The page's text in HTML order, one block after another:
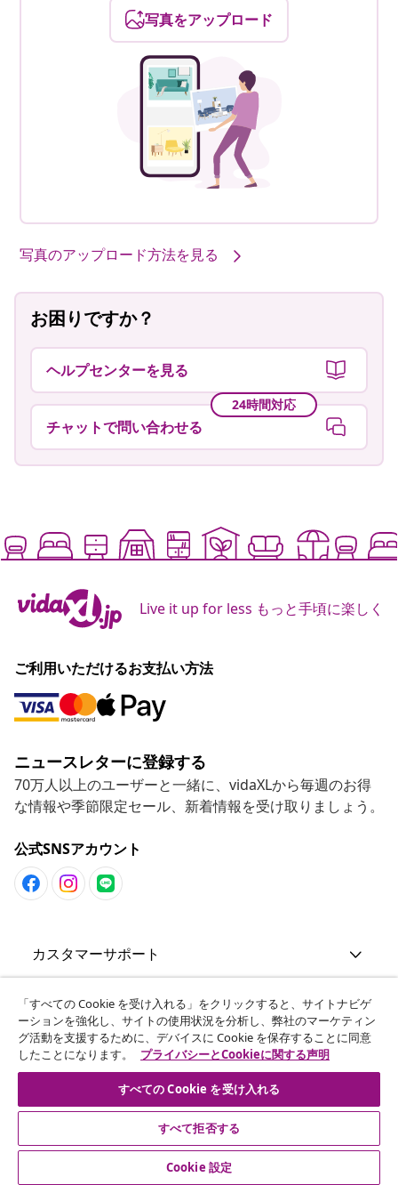
写真をアップロード
写真のアップロード方法を見る
お困りですか？
ヘルプセンターを見る
24時間対応
チャットで問い合わせる
Live it up for less もっと手頃に楽しく
ご利用いただけるお支払い方法
ニュースレターに登録する
70万人以上のユーザーと一緒に、vidaXLから毎週のお得
な情報や季節限定セール、新着情報を受け取りましょう。
公式SNSアカウント
カスタマーサポート
ビジネス・パートナーシップ
vidaXL
その他の情報
「すべての Cookie を受け入れる」をクリックすると、サイトナビゲ
ーションを強化し、サイトの使用状況を分析し、弊社のマーケティン
グ活動を支援するために、デバイスに Cookie を保存することに同意
したことになります。
プライバシーとCookieに関する声明
すべての Cookie を受け入れる
すべて拒否する
Cookie 設定